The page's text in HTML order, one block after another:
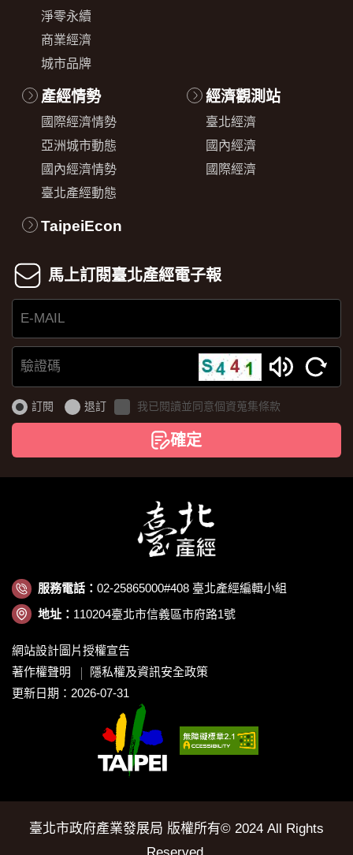
淨零永續
商業經濟
城市品牌
產經情勢
國際經濟情勢
亞洲城市動態
國內經濟情勢
臺北產經動態
經濟觀測站
臺北經濟
國內經濟
國際經濟
TaipeiEcon
馬上訂閱臺北產經電子報
E-
MAIL
證
碼
訂閱 退訂 我已閱讀並同意個資蒐集條款
確定
服務電話： 02-25865000#408 臺北產經編輯小組
地址： 110204臺北市信義區市府路1號
網站設計圖片授權宣告
著作權聲明
隱私權及資訊安全政策
更新日期：2026-07-31
臺北市政府產業發展局 版權所有© 2024 All Rights